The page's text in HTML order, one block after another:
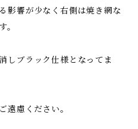
影響が少なく右側は焼き網な
。
しブラック仕様となってま
慮ください。